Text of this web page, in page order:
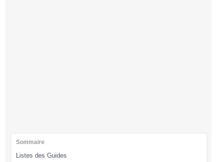
Sommaire
Listes des Guides